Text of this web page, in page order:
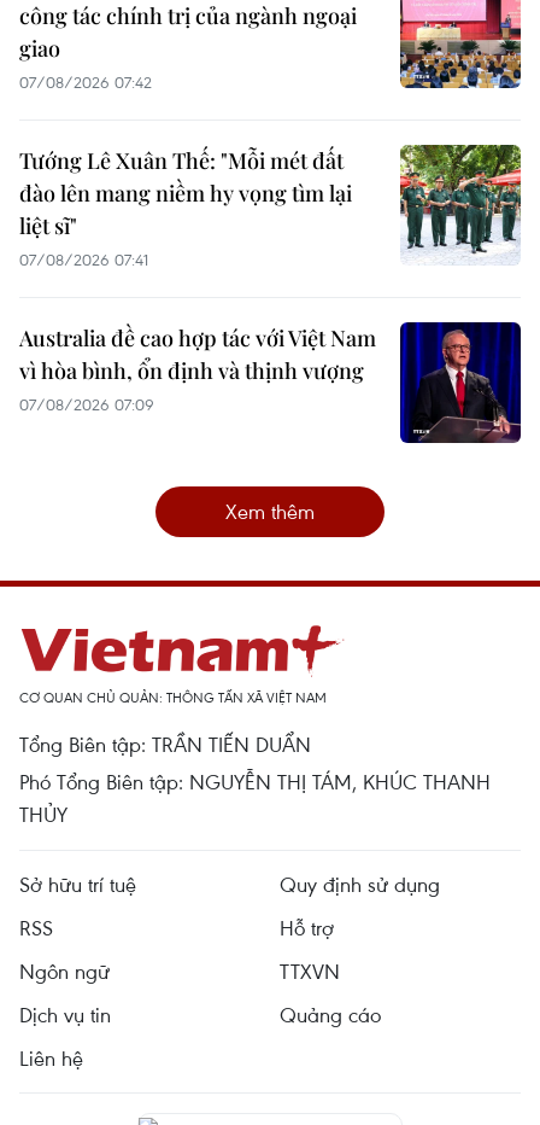
công tác chính trị của ngành ngoại
giao
07/08/2026 07:42
Tướng Lê Xuân Thế: "Mỗi mét đất
đào lên mang niềm hy vọng tìm lại
liệt sĩ"
07/08/2026 07:41
Australia đề cao hợp tác với Việt Nam
vì hòa bình, ổn định và thịnh vượng
07/08/2026 07:09
Xem thêm
CƠ QUAN CHỦ QUẢN: THÔNG TẤN XÃ VIỆT NAM
Tổng Biên tập: TRẦN TIẾN DUẨN
Phó Tổng Biên tập: NGUYỄN THỊ TÁM, KHÚC THANH
THỦY
Sở hữu trí tuệ
Quy định sử dụng
RSS
Hỗ trợ
Ngôn ngữ
TTXVN
Dịch vụ tin
Quảng cáo
Liên hệ